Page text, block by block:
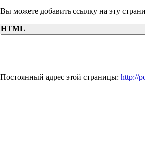
Вы можете добавить ссылку на эту
HTML
Постоянный адрес этой страницы: http://